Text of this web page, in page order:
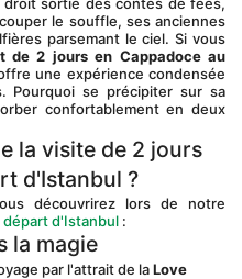
le souffle, ses anciennes
parsemant le ciel. Si vous
de 2 jours en Cappadoce au
une expérience condensée
Pourquoi se précipiter sur sa
confortablement en deux
la visite de 2 jours
d'Istanbul ?
découvrirez lors de notre
départ d'Istanbul :
la magie
par l'attrait de la Love